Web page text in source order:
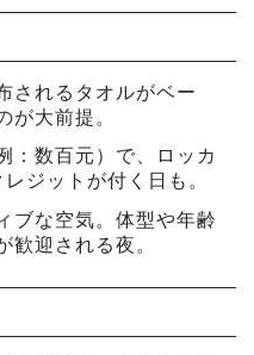
されるタオルがベー
が大前提。
：数百元）で、ロッカ
ジットが付く日も。
ブな空気。体型や年齢
歓迎される夜。